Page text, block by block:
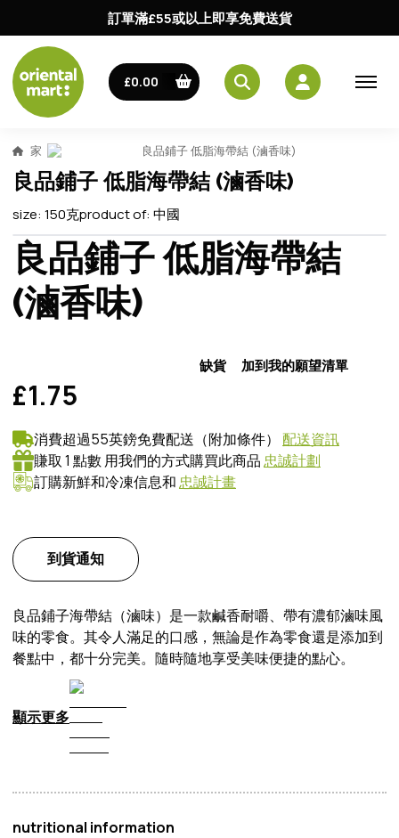
訂單滿£55或以上即享免費送貨
£0.00
家 良品鋪子 低脂海帶結 (滷香味)
良品鋪子 低脂海帶結 (滷香味)
size: 150克product of: 中國
良品鋪子 低脂海帶結
(滷香味)
£1.75
缺貨 加到我的願望清單
消費超過55英鎊免費配送（附加條件） 配送資訊
賺取 1 點數 用我們的方式購買此商品忠誠計劃
訂購新鮮和冷凍信息和忠誠計畫
到貨通知
良品鋪子海帶結（滷味）是一款鹹香耐嚼、帶有濃郁滷味風
味的零食。其令人滿足的口感，無論是作為零食還是添加到
餐點中，都十分完美。隨時隨地享受美味便捷的點心。
顯示更多
nutritional information